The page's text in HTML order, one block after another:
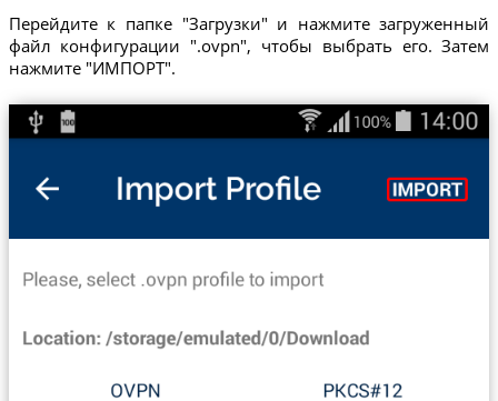
Перейдите к папке "Загрузки" и нажмите загруженный
файл конфигурации ".ovpn", чтобы выбрать его. Затем
нажмите "ИМПОРТ".